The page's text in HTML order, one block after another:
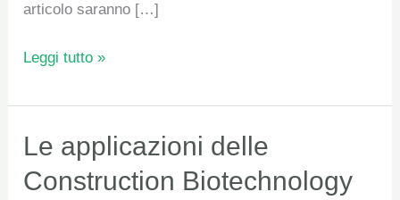
articolo saranno […]
Leggi tutto »
Le applicazioni delle
Construction Biotechnology
Le
applicazioni
delle